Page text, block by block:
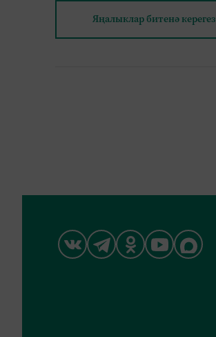
Яңалыклар битенә керегез